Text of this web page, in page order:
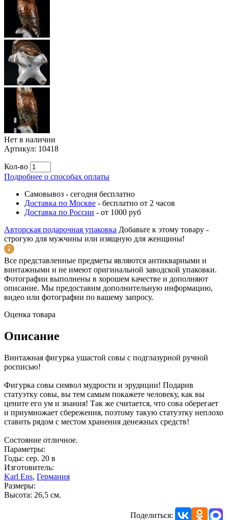
Нет в наличии
Артикул: 10418
Кол-во
Подробнее о способах оплаты
Самовывоз - сегодня бесплатно
Доставка по Москве - бесплатно от 2 часов
Доставка по России - от 1000 руб
Авторская подарочная упаковка Добавьте к этому товару -
строгую для мужчины или изящную для женщины!
Все представленные предметы являются антикварными и
винтажными и не имеют оригинальной заводской упаковки.
Фотографии выполнены в хорошем качестве и дополняют
описание. Мы предоставим дополнительную информацию,
видео или фотографии по вашему запросу.
Оценка товара
Описание
Винтажная фигурка ушастой совы с подглазурной ручной
росписью!
Фигурка совы символ мудрости и эрудиции! Подарив
статуэтку совы, вы тем самым покажете человеку, как вы
цените его ум и знания! Так же считается, что сова оберегает
и приумножает сбережения, поэтому такую статуэтку неплохо
ставить рядом с местом хранения денежных средств!
Состояние отличное.
Параметры:
Годы: сер. 20 в
Изготовитель:
Karl Ens, Германия
Размеры:
Высота: 26,5 см.
Поделиться: